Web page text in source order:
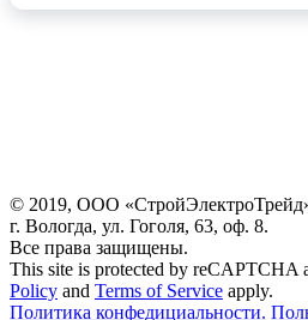
© 2019, ООО
г. Вологда, ул. Гоголя, 63, оф. 8.
Все права защищены.
This site is protected by reCAPTCHA
Policy and Terms of Service apply.
Политика конфедициальности.